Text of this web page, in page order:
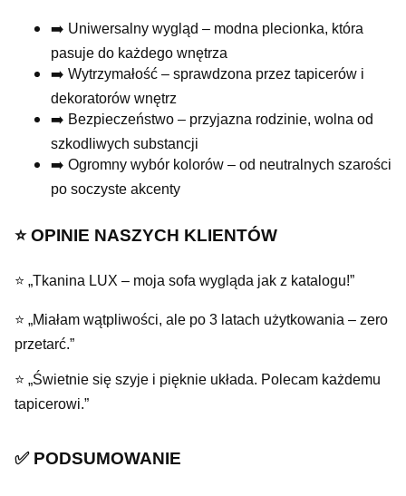
➡️ Uniwersalny wygląd – modna plecionka, która
pasuje do każdego wnętrza
➡️ Wytrzymałość – sprawdzona przez tapicerów i
dekoratorów wnętrz
➡️ Bezpieczeństwo – przyjazna rodzinie, wolna od
szkodliwych substancji
➡️ Ogromny wybór kolorów – od neutralnych szarości
po soczyste akcenty
⭐️ OPINIE NASZYCH KLIENTÓW
⭐ „Tkanina LUX – moja sofa wygląda jak z katalogu!”
⭐ „Miałam wątpliwości, ale po 3 latach użytkowania – zero
przetarć.”
⭐ „Świetnie się szyje i pięknie układa. Polecam każdemu
tapicerowi.”
✅ PODSUMOWANIE